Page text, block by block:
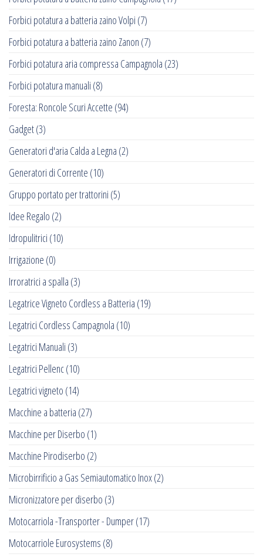
Forbici potatura a batteria zaino Volpi (7)
Forbici potatura a batteria zaino Zanon (7)
Forbici potatura aria compressa Campagnola (23)
Forbici potatura manuali (8)
Foresta: Roncole Scuri Accette (94)
Gadget(3)
Generatori d'aria Calda a Legna (2)
Generatori di Corrente (10)
Gruppo portato per trattorini (5)
Idee Regalo (2)
Idropulitrici (10)
Irrigazione (0)
Irroratrici a spalla (3)
Legatrice Vigneto Cordless a Batteria (19)
Legatrici Cordless Campagnola (10)
Legatrici Manuali (3)
Legatrici Pellenc(10)
Legatrici vigneto (14)
Macchine a batteria (27)
Macchine per Diserbo (1)
Macchine Pirodiserbo (2)
Microbirrificio a Gas Semiautomatico Inox(2)
Micronizzatore per diserbo (3)
Motocarriola -Transporter - Dumper(17)
Motocarriole Eurosystems (8)